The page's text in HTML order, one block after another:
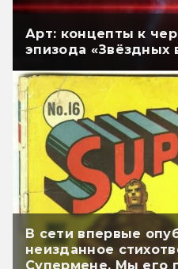
Арт: концепты к
эпизода «Звёздных
В сети впервые
неизданное
Супермене. Мы его